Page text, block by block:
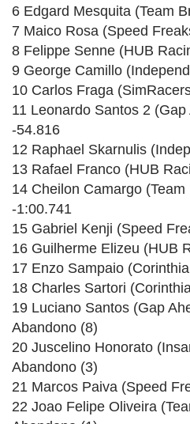
6 Edgard Mesquita (Team
7 Maico Rosa (Speed
8 Felippe Senne (HUB
9 George Camillo
10 Carlos Fraga
11 Leonardo Santos 2
-54.816
12 Raphael Skarnulis
13 Rafael Franco (HUB
14 Cheilon Camargo
-1:00.741
15 Gabriel Kenji (Speed
16 Guilherme Elizeu (HUB
17 Enzo Sampaio
18 Charles Sartori
19 Luciano Santos (Gap
Abandono (8)
20 Juscelino Honorato
Abandono (3)
21 Marcos Paiva (Speed
22 Joao Felipe Oliveira